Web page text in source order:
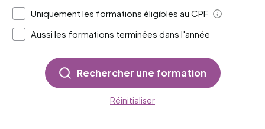
Uniquement les formations éligibles au CPF
Aide
Aussi les formations terminées dans l'année
Rechercher une formation
Réinitialiser